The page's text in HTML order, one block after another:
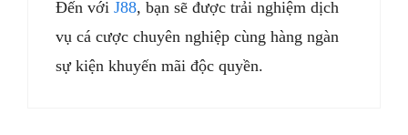
Đến với J88, bạn sẽ được trải nghiệm dịch
vụ cá cược chuyên nghiệp cùng hàng ngàn
sự kiện khuyến mãi độc quyền.